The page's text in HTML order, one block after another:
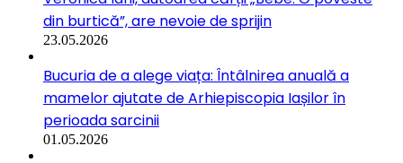
din burtică”, are nevoie de sprijin
23.05.2026
Bucuria de a alege viața: Întâlnirea anuală a
mamelor ajutate de Arhiepiscopia Iașilor în
perioada sarcinii
01.05.2026